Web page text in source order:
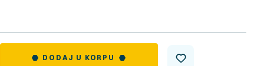
DODAJ U KORPU